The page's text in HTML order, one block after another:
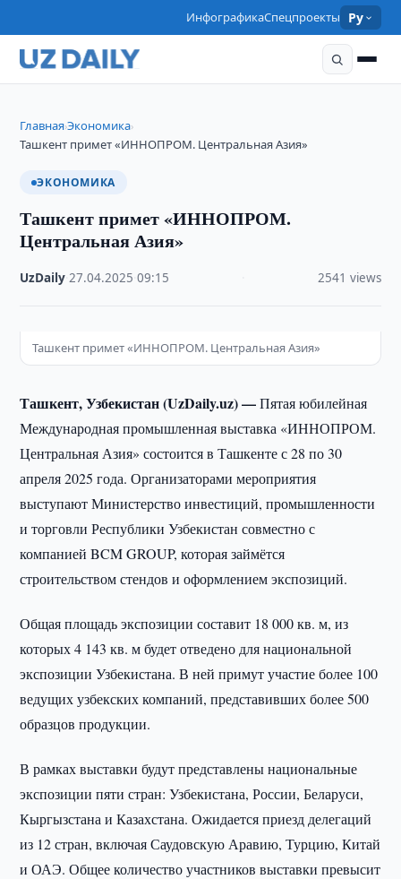
ИнфографикаСпецпроекты Ру
Главная›Экономика›
Ташкент примет «ИННОПРОМ. Центральная Азия»
ЭКОНОМИКА
Ташкент примет «ИННОПРОМ.
Центральная Азия»
UzDaily ·27.04.2025 ·09:15 2541 views
Ташкент примет «ИННОПРОМ. Центральная Азия»
Ташкент, Узбекистан (UzDaily.uz) —Пятая юбилейная
Международная промышленная выставка «ИННОПРОМ.
Центральная Азия» состоится в Ташкенте с 28 по 30
апреля 2025 года. Организаторами мероприятия
выступают Министерство инвестиций, промышленности
и торговли Республики Узбекистан совместно с
компанией BCM GROUP, которая займётся
строительством стендов и оформлением экспозиций.
Общая площадь экспозиции составит 18 000 кв. м, из
которых 4 143 кв. м будет отведено для национальной
экспозиции Узбекистана. В ней примут участие более 100
ведущих узбекских компаний, представивших более 500
образцов продукции.
В рамках выставки будут представлены национальные
экспозиции пяти стран: Узбекистана, России, Беларуси,
Кыргызстана и Казахстана. Ожидается приезд делегаций
из 12 стран, включая Саудовскую Аравию, Турцию, Китай
и ОАЭ. Общее количество участников выставки превысит